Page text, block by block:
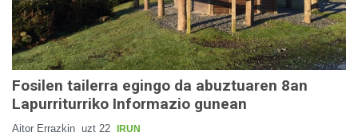
Fosilen tailerra egingo da abuztuaren 8an
Lapurriturriko Informazio gunean
Aitor Errazkin uzt 22 IRUN